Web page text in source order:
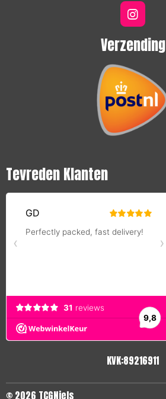
I
n
s
t
g
a
m
Verzending
Tevreden Klanten
KVK:89216911
© 2026 TCGNiels